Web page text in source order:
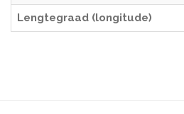
Lengtegraad (longitude)